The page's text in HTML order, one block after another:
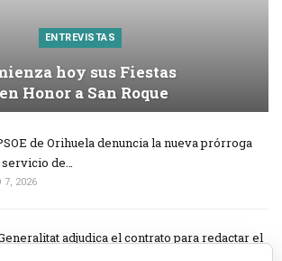
ENTREVISTAS
hoy sus Fiestas
Honor a San Roque
de Orihuela denuncia la nueva prórroga
de…
7, 2026
adjudica el contrato para redactar el